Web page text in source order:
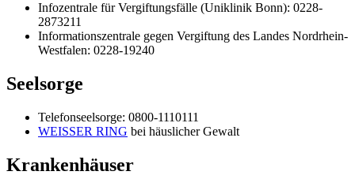
Infozentrale für Vergiftungsfälle (Uniklinik Bonn): 0228-
2873211
Informationszentrale gegen Vergiftung des Landes Nordrhein-
Westfalen: 0228-19240
Seelsorge
Telefonseelsorge: 0800-1110111
WEISSER RING bei häuslicher Gewalt
Krankenhäuser